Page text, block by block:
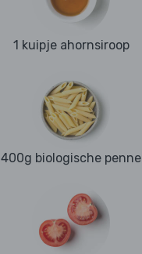
1 kuipje ahornsiroop
400g biologische penne